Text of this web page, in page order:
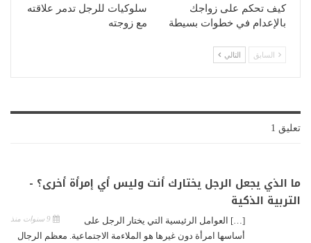
كيف تحكم على زواجك
بالإعدام في خطوات بسيطة
سلوكيات للرجل تدمر علاقته
مع زوجته
السابق التالي
تعليق 1
ما الذي يجعل الرجل يختارك أنت وليس أي إمرأة أخرى؟ -
التربية الذكية
[…] العوامل الرئيسية التي يختار الرجل على
أساسها امرأة دون غيرها هو الملاءمة الاجتماعية. معظم الرجال